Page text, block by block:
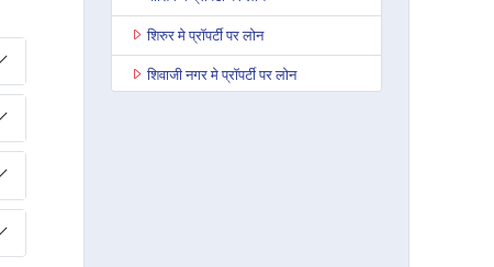
शिरुर मे प्रॉपर्टी पर लोन
शिवाजी नगर मे प्रॉपर्टी पर लोन